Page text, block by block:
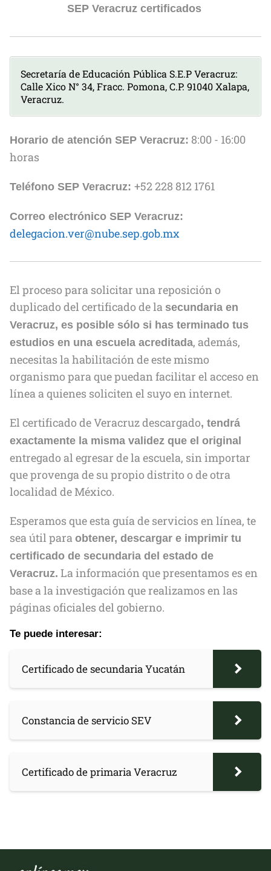
SEP Veracruz certificados
Secretaría de Educación Pública S.E.P Veracruz:
Calle Xico N° 34, Fracc. Pomona, C.P. 91040 Xalapa,
Veracruz.
Horario de atención SEP Veracruz: 8:00 - 16:00
horas
Teléfono SEP Veracruz: +52 228 812 1761
Correo electrónico SEP Veracruz:
delegacion.ver@nube.sep.gob.mx
El proceso para solicitar una reposición o
duplicado del certificado de la secundaria en
Veracruz, es posible sólo si has terminado tus
estudios en una escuela acreditada, además,
necesitas la habilitación de este mismo
organismo para que puedan facilitar el acceso en
línea a quienes soliciten el suyo en internet.
El certificado de Veracruz descargado, tendrá
exactamente la misma validez que el original
entregado al egresar de la escuela, sin importar
que provenga de su propio distrito o de otra
localidad de México.
Esperamos que esta guía de servicios en línea, te
sea útil para obtener, descargar e imprimir tu
certificado de secundaria del estado de
Veracruz. La información que presentamos es en
base a la investigación que realizamos en las
páginas oficiales del gobierno.
Te puede interesar:
Certificado de secundaria Yucatán
Constancia de servicio SEV
Certificado de primaria Veracruz